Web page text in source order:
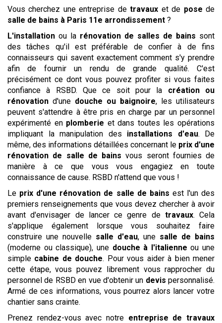
Vous cherchez une entreprise detravaux et de pose de
salle de bains à Paris 11e arrondissement ?
L'installation ou la rénovation de salles de bains sont
des tâches qu'il est préférable de confier à de fins
connaisseurs qui savent exactement comment s'y prendre
afin de fournir un rendu de grande qualité. C'est
précisément ce dont vous pouvez profiter si vous faites
confiance à RSBD. Que ce soit pour la création ou
rénovation d'une douche ou baignoire, les utilisateurs
peuvent s'attendre à être pris en charge par un personnel
expérimenté en plomberie et dans toutes les opérations
impliquant la manipulation des installations d'eau. De
même, des informations détaillées concernant le prix d'une
rénovation de salle de bains vous seront fournies de
manière à ce que vous vous engagiez en toute
connaissance de cause. RSBD n'attend que vous !
Le prix d'une rénovation de salle de bains est l'un des
premiers renseignements que vous devez chercher à avoir
avant d'envisager de lancer ce genre de travaux. Cela
s'applique également lorsque vous souhaitez faire
construire une nouvelle salle d'eau, une salle de bains
(moderne ou classique), une douche à l'italienne ou une
simple cabine de douche. Pour vous aider à bien mener
cette étape, vous pouvez librement vous rapprocher du
personnel de RSBD en vue d'obtenir un devis personnalisé.
Armé de ces informations, vous pourrez alors lancer votre
chantier sans crainte.
Prenez rendez-vous avec notre entreprise de travaux